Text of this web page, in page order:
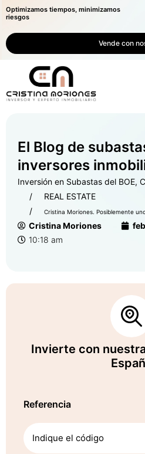
Optimizamos tiempos, minimizamos
riesgos
Vende con
El Blog de
inversores
Inversión en Subastas del BOE,
REAL ESTATE
Cristina Moriones. Posiblemente
Cristina Moriones
10:18 am
Invierte con
Referencia